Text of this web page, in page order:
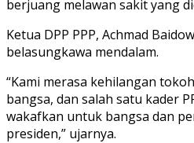
berjuang melawan sakit yang
Ketua DPP PPP, Achmad
belasungkawa mendalam.
“Kami merasa kehilangan
bangsa, dan salah satu kader
wakafkan untuk bangsa dan
presiden,” ujarnya.